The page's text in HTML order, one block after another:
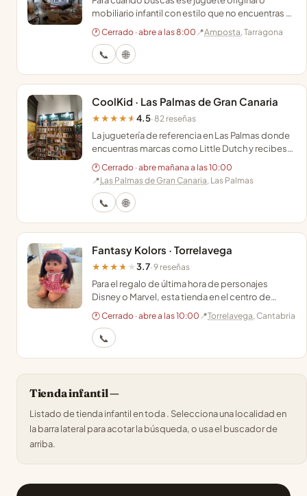
mobiliario infantil con estilo que no encuentras en
las grandes superficies de Amposta.
🕐 Cerrado · abre a las 8:00 📍Amposta, Tarragona
📞 🌐
CoolKid · Las Palmas de Gran Canaria
★★★★★ 4.5· 82 reseñas
La juguetería de referencia en Las Palmas donde
encuentras marcas como Little Dutch y recibes
asesoramiento experto para elegir el regalo
ideal.
🕐 Cerrado · abre mañana a las 10:00
📍Las Palmas de Gran Canaria, Las Palmas
📞 🌐
Fantasy Kolors · Torrelavega
★★★★★ 3.7· 9 reseñas
Para el regalo de última hora de personajes
Disney o Marvel, esta tienda en el centro de
Torrelavega ofrece complementos y juguetes
licenciados.
🕐 Cerrado · abre a las 10:00 📍Torrelavega, Cantabria
📞
Tienda infantil —
Listado de tienda infantil en toda . Selecciona una localidad en
la barra lateral para acotar la búsqueda, o usa el buscador de
arriba.